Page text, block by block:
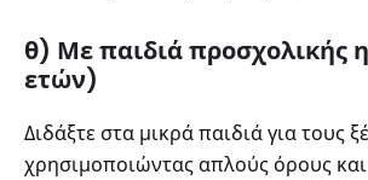
θ) Με παιδιά προσχολικής
ετών)
Διδάξτε στα μικρά παιδιά για τους
χρησιμοποιώντας απλούς όρους